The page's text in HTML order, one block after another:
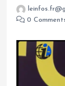
0